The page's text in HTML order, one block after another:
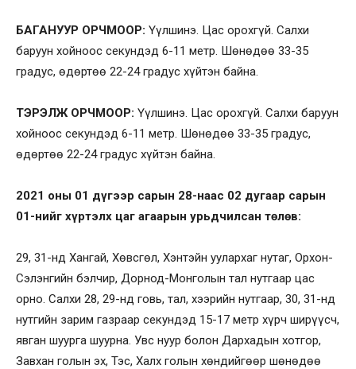
БАГАНУУР ОРЧМООР: Үүлшинэ. Цас орохгүй. Салхи
баруун хойноос секундэд 6-11 метр. Шөнөдөө 33-35
градус, өдөртөө 22-24 градус хүйтэн байна.
ТЭРЭЛЖ ОРЧМООР: Үүлшинэ. Цас орохгүй. Салхи баруун
хойноос секундэд 6-11 метр. Шөнөдөө 33-35 градус,
өдөртөө 22-24 градус хүйтэн байна.
2021 оны 01 дүгээр сарын 28-наас 02 дугаар сарын
01-нийг хүртэлх цаг агаарын урьдчилсан төлөв:
29, 31-нд Хангай, Хөвсгөл, Хэнтэйн уулархаг нутаг, Орхон-
Сэлэнгийн бэлчир, Дорнод-Монголын тал нутгаар цас
орно. Салхи 28, 29-нд говь, тал, хээрийн нутгаар, 30, 31-нд
нутгийн зарим газраар секундэд 15-17 метр хүрч ширүүсч,
явган шуурга шуурна. Увс нуур болон Дархадын хотгор,
Завхан голын эх, Тэс, Халх голын хөндийгөөр шөнөдөө